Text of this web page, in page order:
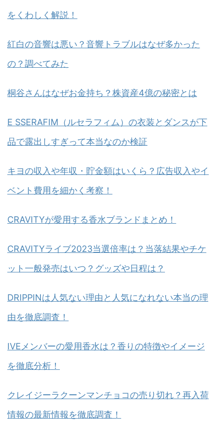
をくわしく解説！
紅白の音響は悪い？音響トラブルはなぜ多かった
の？調べてみた
桐谷さんはなぜお金持ち？株資産4億の秘密とは
E SSERAFIM（ルセラフィム）の衣装とダンスが下
品で露出しすぎって本当なのか検証
キヨの収入や年収・貯金額はいくら？広告収入やイ
ベント費用を細かく考察！
CRAVITYが愛用する香水ブランドまとめ！
CRAVITYライブ2023当選倍率は？当落結果やチケ
ット一般発売はいつ？グッズや日程は？
DRIPPINは人気ない理由と人気になれない本当の理
由を徹底調査！
IVEメンバーの愛用香水は？香りの特徴やイメージ
を徹底分析！
クレイジーラクーンマンチョコの売り切れ？再入荷
情報の最新情報を徹底調査！